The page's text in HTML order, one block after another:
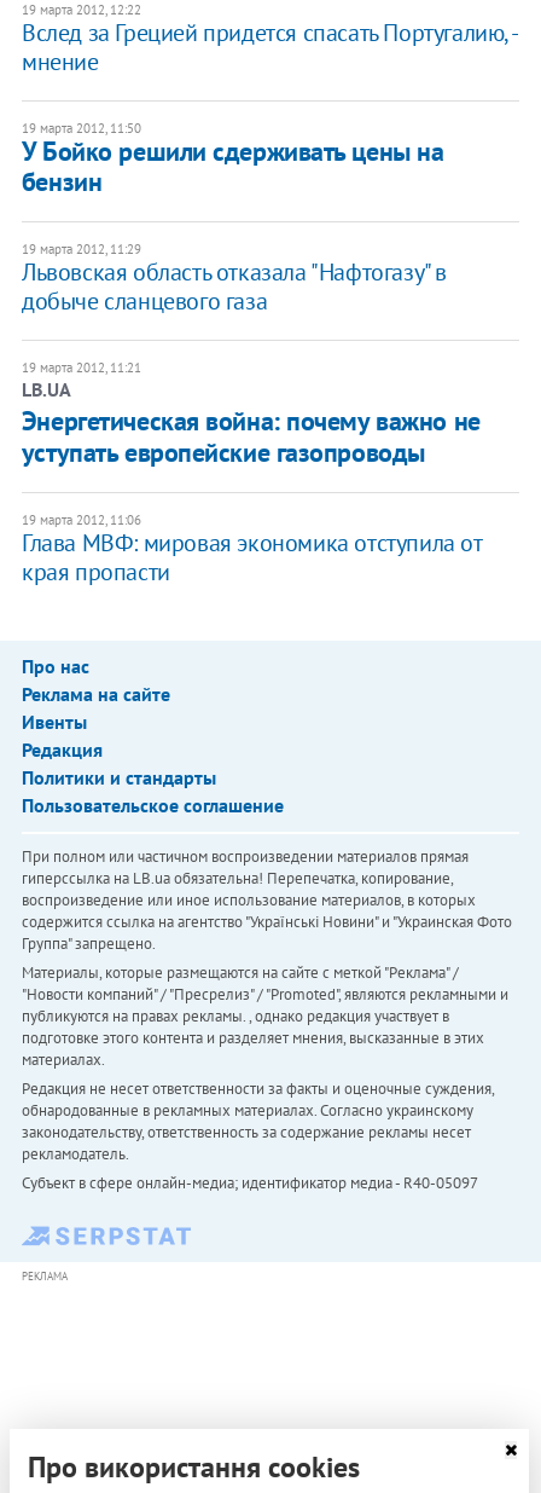
19 марта 2012, 12:22
Вслед за Грецией придется спасать Португалию, -
мнение
19 марта 2012, 11:50
У Бойко решили сдерживать цены на
бензин
19 марта 2012, 11:29
Львовская область отказала "Нафтогазу" в
добыче сланцевого газа
19 марта 2012, 11:21
LB.UA
Энергетическая война: почему важно не
уступать европейские газопроводы
19 марта 2012, 11:06
Глава МВФ: мировая экономика отступила от
края пропасти
Про нас
Реклама на сайте
Ивенты
Редакция
Политики и стандарты
Пользовательское соглашение
При полном или частичном воспроизведении материалов прямая
гиперссылка на LB.ua обязательна! Перепечатка, копирование,
воспроизведение или иное использование материалов, в которых
содержится ссылка на агентство "Українськi Новини" и "Украинская Фото
Группа" запрещено.
Материалы, которые размещаются на сайте с меткой "Реклама" /
"Новости компаний" / "Пресрелиз" / "Promoted", являются рекламными и
публикуются на правах рекламы. , однако редакция участвует в
подготовке этого контента и разделяет мнения, высказанные в этих
материалах.
Редакция не несет ответственности за факты и оценочные суждения,
обнародованные в рекламных материалах. Согласно украинскому
законодательству, ответственность за содержание рекламы несет
рекламодатель.
Субъект в сфере онлайн-медиа; идентификатор медиа - R40-05097
РЕКЛАМА
Про використання cookies